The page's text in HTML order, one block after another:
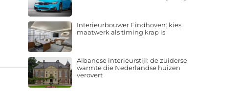
Interieurbouwer Eindhoven: kies
maatwerk als timing krap is
Albanese interieurstijl: de zuiderse
warmte die Nederlandse huizen
verovert